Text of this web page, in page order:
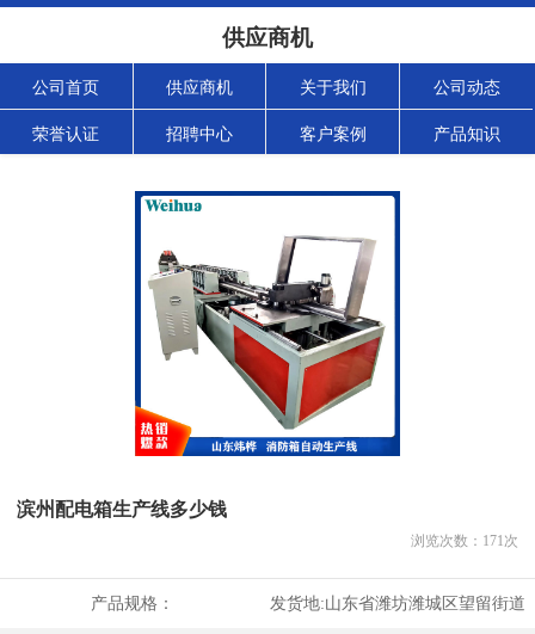
供应商机
公司首页 供应商机 关于我们 公司动态
荣誉认证 招聘中心 客户案例 产品知识
滨州配电箱生产线多少钱
浏览次数： 171次
产品规格： 发货地:山东省潍坊潍城区望留街道